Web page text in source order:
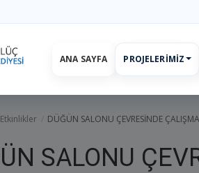
ANA SAYFA PROJELERIMIZ
Etkinlikler DÜĞÜN SALONU ÇEVRESİNDE
SALONU